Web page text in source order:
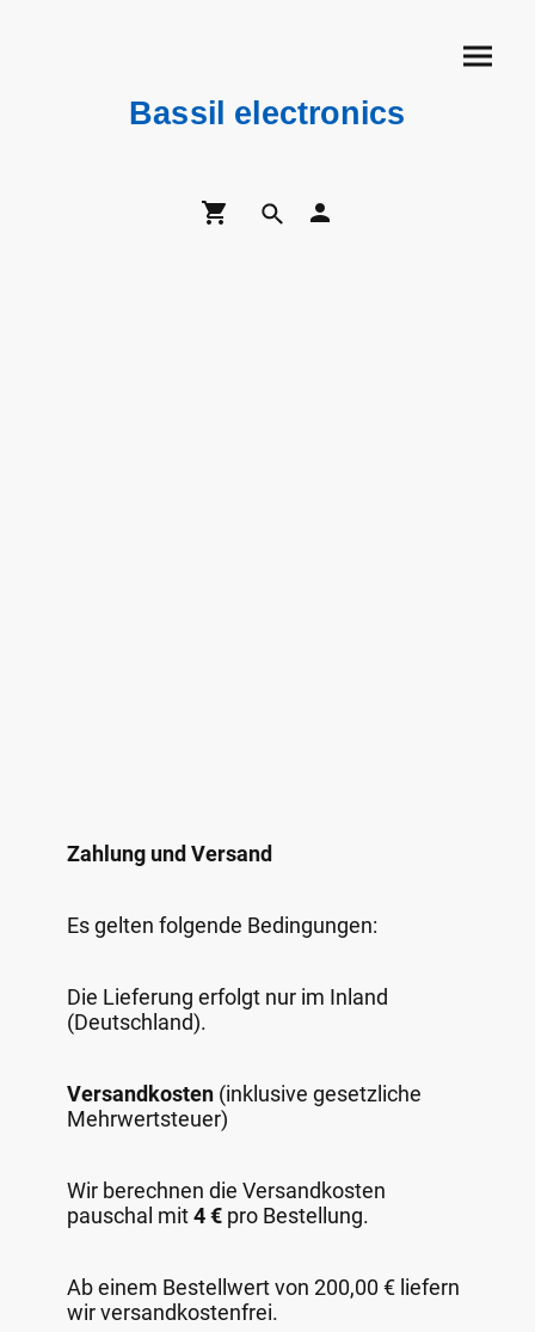
Bassil electronics
Zahlung und Versand
Es gelten folgende Bedingungen:
Die Lieferung erfolgt nur im Inland
(Deutschland).
Versandkosten (inklusive gesetzliche
Mehrwertsteuer)
Wir berechnen die Versandkosten
pauschal mit4 € pro Bestellung.
Ab einem Bestellwert von 200,00 € liefern
wir versandkostenfrei.